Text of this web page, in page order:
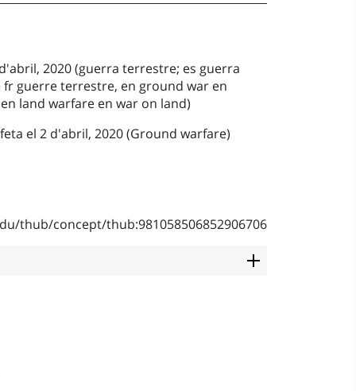
2020 (guerra terrestre; es guerra
guerre terrestre, en ground war en
land warfare en war on land)
el 2 d'abril, 2020 (Ground warfare)
thub/concept/thub:981058506852906706